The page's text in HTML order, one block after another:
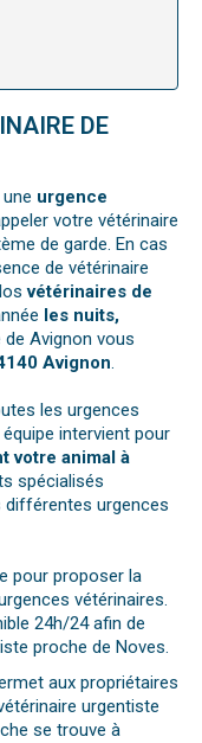
DE
urgence
votre vétérinaire
de garde. En cas
de vétérinaire
vétérinaires de
les nuits,
de Avignon vous
Avignon.
les urgences
intervient pour
votre animal à
spécialisés
urgences
pour proposer la
vétérinaires.
24h/24 afin de
proche de Noves.
aux propriétaires
urgentiste
se trouve à